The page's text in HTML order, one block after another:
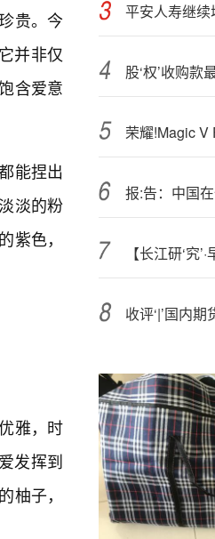
贵。今
并非仅
含爱意
能捏出
淡的粉
色，
雅，时
发挥到
子，
平安人寿继